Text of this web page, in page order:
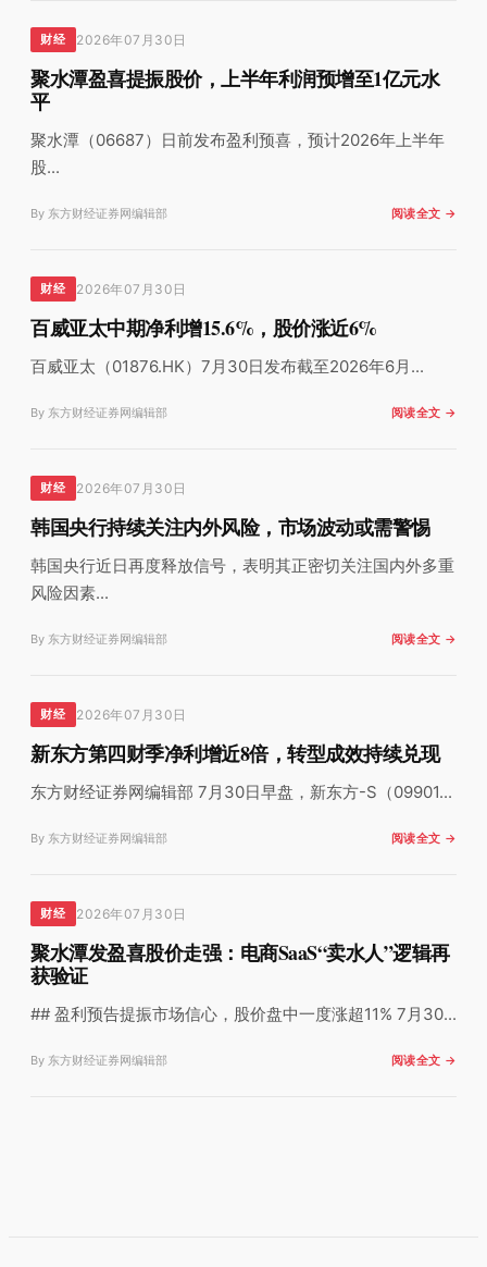
财经 2026年07月30日
聚水潭盈喜提振股价，上半年利润预增至1亿元水
平
聚水潭（06687）日前发布盈利预喜，预计2026年上半年
股...
By 东方财经证券网编辑部 阅读全文 →
财经 2026年07月30日
百威亚太中期净利增15.6%，股价涨近6%
百威亚太（01876.HK）7月30日发布截至2026年6月...
By 东方财经证券网编辑部 阅读全文 →
财经 2026年07月30日
韩国央行持续关注内外风险，市场波动或需警惕
韩国央行近日再度释放信号，表明其正密切关注国内外多重
风险因素...
By 东方财经证券网编辑部 阅读全文 →
财经 2026年07月30日
新东方第四财季净利增近8倍，转型成效持续兑现
东方财经证券网编辑部 7月30日早盘，新东方-S（09901...
By 东方财经证券网编辑部 阅读全文 →
财经 2026年07月30日
聚水潭发盈喜股价走强：电商SaaS“卖水人”逻辑再
获验证
## 盈利预告提振市场信心，股价盘中一度涨超11% 7月30...
By 东方财经证券网编辑部 阅读全文 →